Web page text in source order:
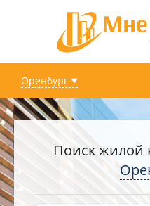
Оренбург
Поиск жилой